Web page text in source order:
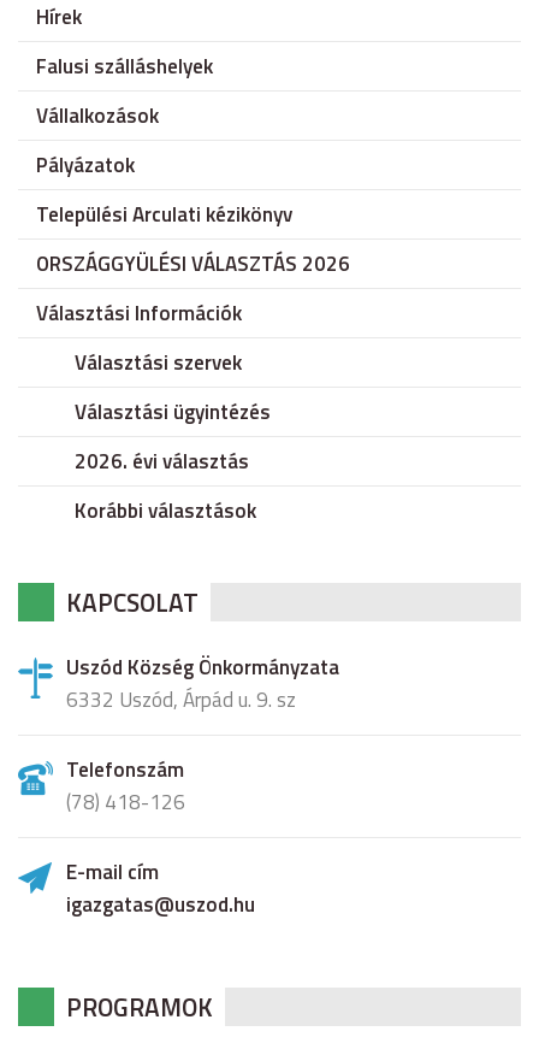
Hírek
Falusi szálláshelyek
Vállalkozások
Pályázatok
Települési Arculati kézikönyv
ORSZÁGGYÜLÉSI VÁLASZTÁS 2026
Választási Információk
Választási szervek
Választási ügyintézés
2026. évi választás
Korábbi választások
KAPCSOLAT
Uszód Község Önkormányzata
6332 Uszód, Árpád u. 9. sz
Telefonszám
(78) 418-126
E-mail cím
igazgatas@uszod.hu
PROGRAMOK